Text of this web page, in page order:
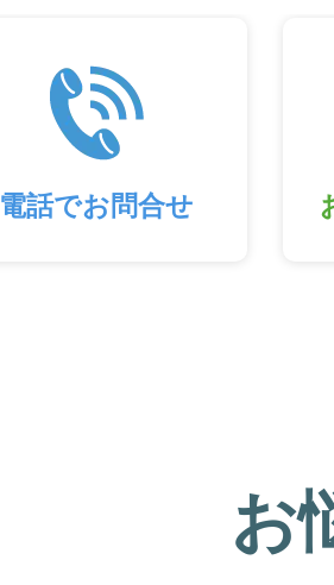
電話でお問合せ
お